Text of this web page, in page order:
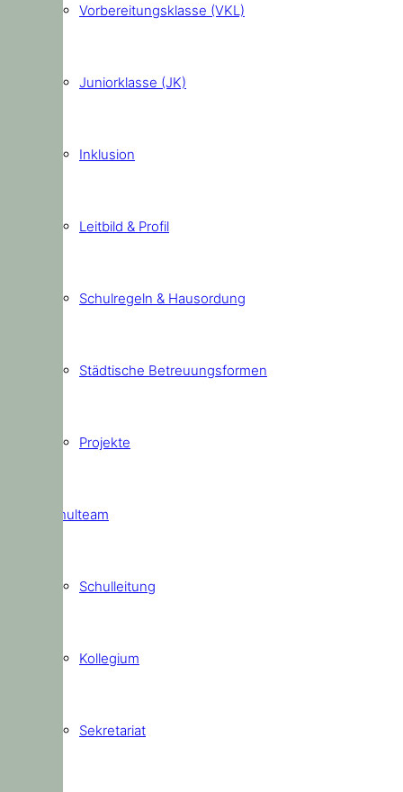
Vorbereitungsklasse (VKL)
Juniorklasse (JK)
Inklusion
Leitbild & Profil
Schulregeln & Hausordung
Städtische Betreuungsformen
Projekte
Schulteam
Schulleitung
Kollegium
Sekretariat